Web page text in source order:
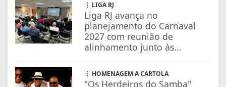
LIGA RJ
Liga RJ avança no
planejamento do Carnaval
2027 com reunião de
alinhamento junto às...
HOMENAGEM A CARTOLA
"Os Herdeiros do Samba"